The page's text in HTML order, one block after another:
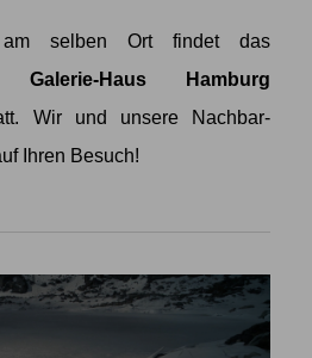
selben Ort findet das
Haus Hamburg
Wir und unsere Nachbar-
Ihren Besuch!